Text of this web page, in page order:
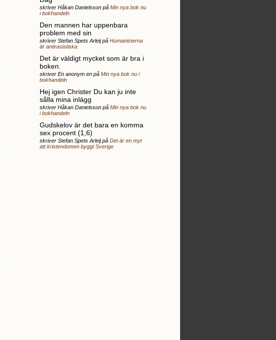
skriver Håkan Danielsson på Min nya bok nu
i bokhandeln
Den mannen har uppenbara
problem med sin
skriver Stefan Spets Arleij på Humanisterna
är antirasistiska
Det är väldigt mycket som är bra i
boken.
skriver En anonym en på Min nya bok nu i
bokhandeln
Hej igen Christer Du kan ju inte
sålla mina inlägg
skriver Håkan Danielsson på Min nya bok nu
i bokhandeln
Gudskelov är det bara en komma
sex procent (1,6)
skriver Stefan Spets Arleij på Det är en myt
att kristendomen byggt Sverige